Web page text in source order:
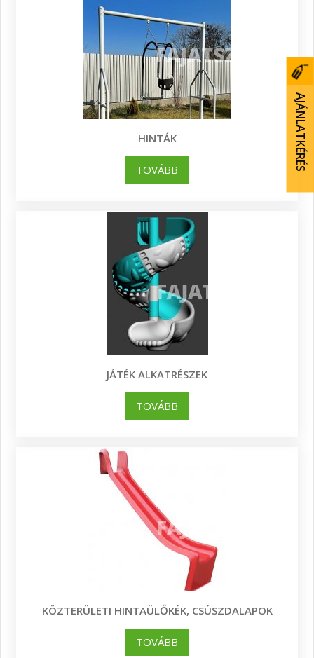
AJÁNLATKÉRÉS
HINTÁK
TOVÁBB
JÁTÉK ALKATRÉSZEK
TOVÁBB
KÖZTERÜLETI HINTAÜLŐKÉK, CSÚSZDALAPOK
TOVÁBB